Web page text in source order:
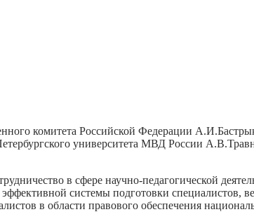
комитета Российской Федерации
университета МВД России
в сфере научно-педагогической
системы подготовки специалистов,
в области правового обеспечения